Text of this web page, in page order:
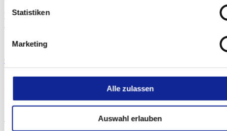
Statistiken
Marketing
Alle zulassen
Auswahl erlauben
Mi., 16.12.2026
© Victor Cervantes
Sarah Willis & The Sarahbanda: »Cuban
So., 20.12.2026